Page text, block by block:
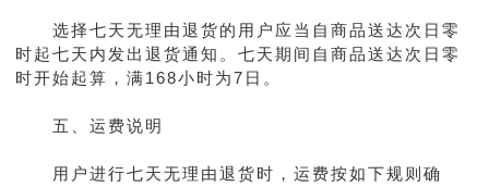
选择七天无理由退货的用户应当自商品送达次日零
时起七天内发出退货通知。七天期间自商品送达次日零
时开始起算，满168小时为7日。
五、运费说明
用户进行七天无理由退货时，运费按如下规则确